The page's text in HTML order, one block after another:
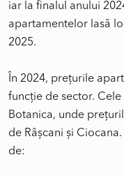
iar la finalul anului
apartamentelor lasă
2025.
În 2024, prețurile
funcție de sector.
Botanica, unde
de Râșcani și